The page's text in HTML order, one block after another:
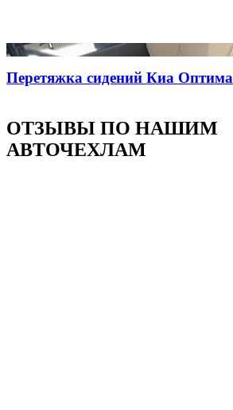
Перетяжка сидений Киа Оптима
ОТЗЫВЫ ПО НАШИМ
АВТОЧЕХЛАМ